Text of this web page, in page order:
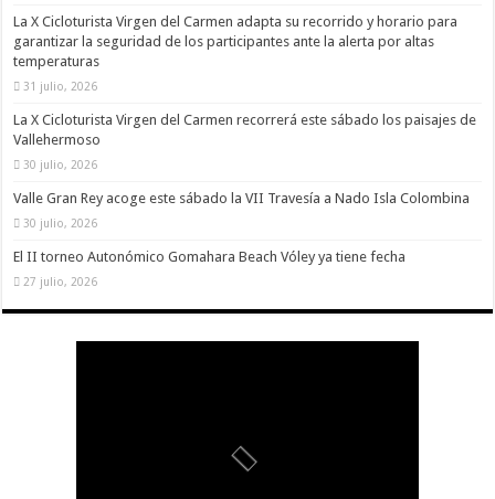
La X Cicloturista Virgen del Carmen adapta su recorrido y horario para
garantizar la seguridad de los participantes ante la alerta por altas
temperaturas
31 julio, 2026
La X Cicloturista Virgen del Carmen recorrerá este sábado los paisajes de
Vallehermoso
30 julio, 2026
Valle Gran Rey acoge este sábado la VII Travesía a Nado Isla Colombina
30 julio, 2026
El II torneo Autonómico Gomahara Beach Vóley ya tiene fecha
27 julio, 2026